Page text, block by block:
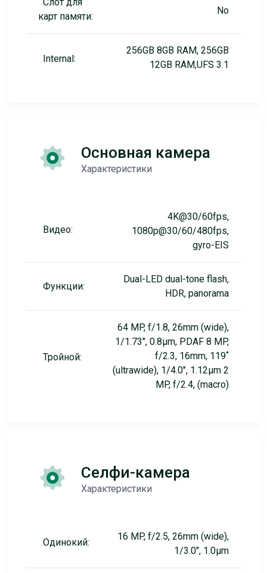
карт памяти:
No
Internal:
256GB 8GB RAM, 256GB
12GB RAM,UFS 3.1
Основная камера
Характеристики
Видео:
4K@30/60fps,
1080p@30/60/480fps,
gyro-EIS
Функции:
Dual-LED dual-tone flash,
HDR, panorama
Тройной:
64 MP, f/1.8, 26mm (wide),
1/1.73", 0.8µm, PDAF 8 MP,
f/2.3, 16mm, 119˚
(ultrawide), 1/4.0", 1.12µm 2
MP, f/2.4, (macro)
Селфи-камера
Характеристики
Одинокий:
16 MP, f/2.5, 26mm (wide),
1/3.0", 1.0µm